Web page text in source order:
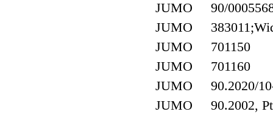
JUMO 90/
JUMO
JUMO 701150
JUMO 701160
JUMO 90.2020/10-
JUMO 90.2002,